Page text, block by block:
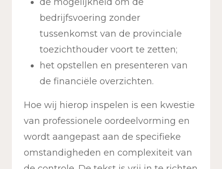
bedrijfsvoering zonder
tussenkomst van de provinciale
toezichthouder voort te zetten;
het opstellen en presenteren van
de financiële overzichten.
Hoe wij hierop inspelen is een kwestie
van professionele oordeelvorming en
wordt aangepast aan de specifieke
omstandigheden en complexiteit van